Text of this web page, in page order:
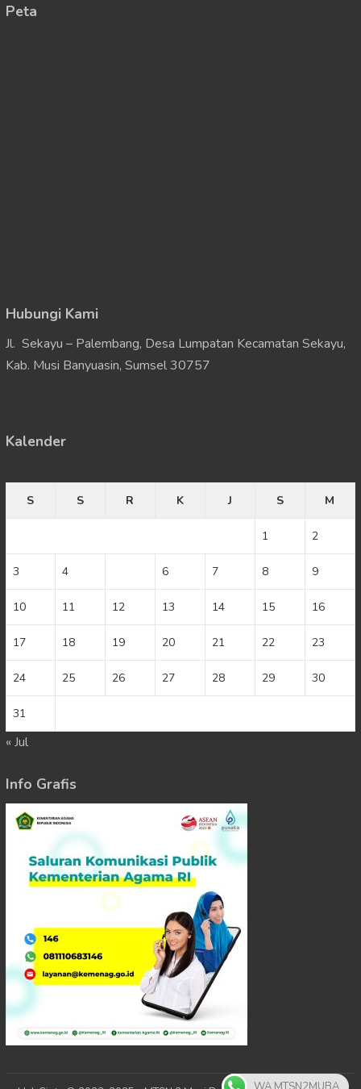
Peta
Hubungi Kami
Jl. Sekayu – Palembang, Desa Lumpatan Kecamatan Sekayu,
Kab. Musi Banyuasin, Sumsel 30757
Kalender
S
S R K J S M
1 2
3 4 6 7 8 9
10 11 12 13 14 15 16
17 18 19 20 21 22 23
24 25 26 27 28 29 30
31
« Jul
Info Grafis